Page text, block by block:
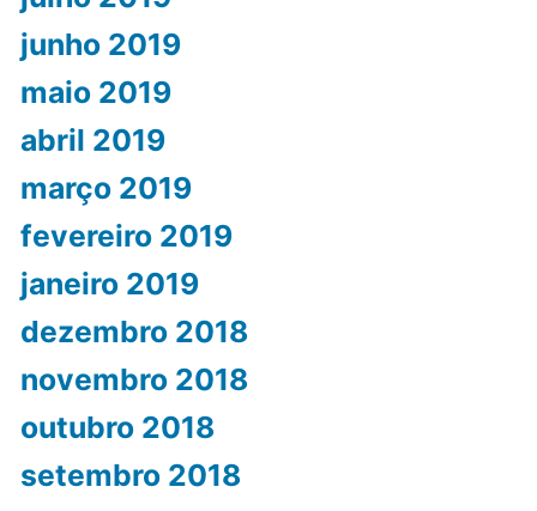
junho 2019
maio 2019
abril 2019
março 2019
fevereiro 2019
janeiro 2019
dezembro 2018
novembro 2018
outubro 2018
setembro 2018